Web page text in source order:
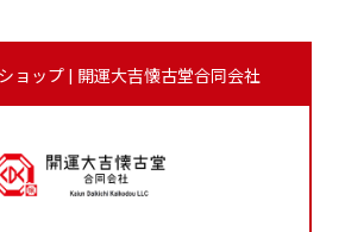
ョップ | 開運大吉懐古堂合同会社